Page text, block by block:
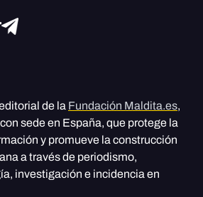
de la Fundación Maldita.es,
sede en España, que protege la
y promueve la construcción
a través de periodismo,
investigación e incidencia en